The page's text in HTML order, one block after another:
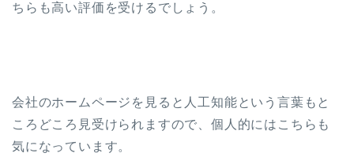
ちらも高い評価を受けるでしょう。
会社のホームページを見ると人工知能という言葉もと
ころどころ見受けられますので、個人的にはこちらも
気になっています。